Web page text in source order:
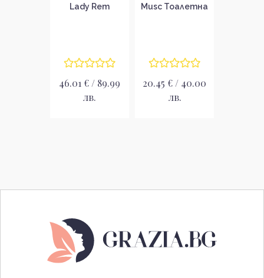
Lady Rem
46.01 € / 89.99
лв.
Musc Тоалетна
20.45 € / 40.00
лв.